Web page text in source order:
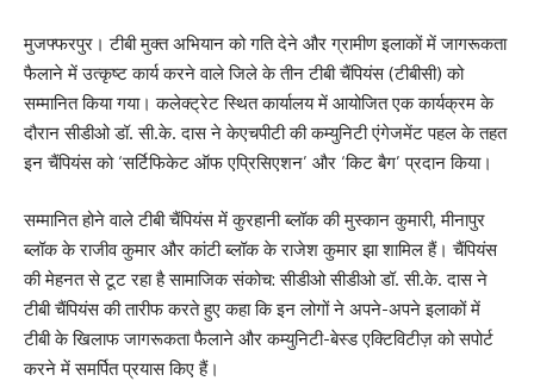
मुजफ्फरपुर। टीबी मुक्त अभियान को गति देने और ग्रामीण इलाकों में जागरूकता
फैलाने में उत्कृष्ट कार्य करने वाले जिले के तीन टीबी चैंपियंस (टीबीसी) को
सम्मानित किया गया। कलेक्ट्रेट स्थित कार्यालय में आयोजित एक कार्यक्रम के
दौरान सीडीओ डॉ. सी.के. दास ने केएचपीटी की कम्युनिटी एंगेजमेंट पहल के तहत
इन चैंपियंस को ‘सर्टिफिकेट ऑफ एप्रिसिएशन’ और ‘किट बैग’ प्रदान किया।
सम्मानित होने वाले टीबी चैंपियंस में कुरहानी ब्लॉक की मुस्कान कुमारी, मीनापुर
ब्लॉक के राजीव कुमार और कांटी ब्लॉक के राजेश कुमार झा शामिल हैं। चैंपियंस
की मेहनत से टूट रहा है सामाजिक संकोच: सीडीओ सीडीओ डॉ. सी.के. दास ने
टीबी चैंपियंस की तारीफ करते हुए कहा कि इन लोगों ने अपने-अपने इलाकों में
टीबी के खिलाफ जागरूकता फैलाने और कम्युनिटी-बेस्ड एक्टिविटीज़ को सपोर्ट
करने में समर्पित प्रयास किए हैं।